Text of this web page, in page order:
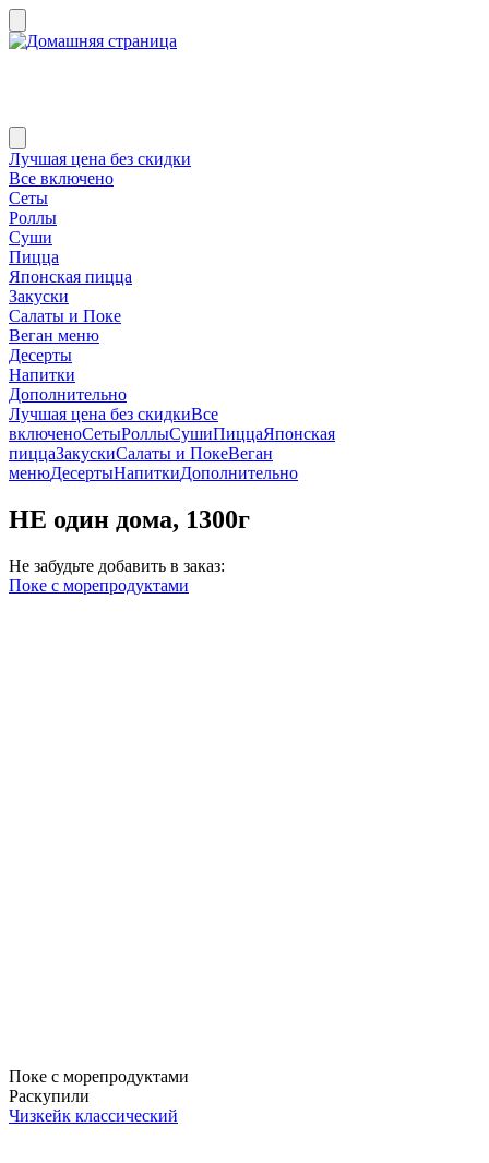
Лучшая цена без скидки
Все включено
Сеты
Роллы
Суши
Пицца
Японская пицца
Закуски
Салаты и Поке
Веган меню
Десерты
Напитки
Дополнительно
Лучшая цена без скидкиВсе
включеноСетыРоллыСушиПиццаЯпонская
пиццаЗакускиСалаты и ПокеВеган
менюДесертыНапиткиДополнительно
НЕ один дома, 1300г
Не забудьте добавить в заказ:
Поке с морепродуктами
Поке с морепродуктами
Раскупили
Чизкейк классический